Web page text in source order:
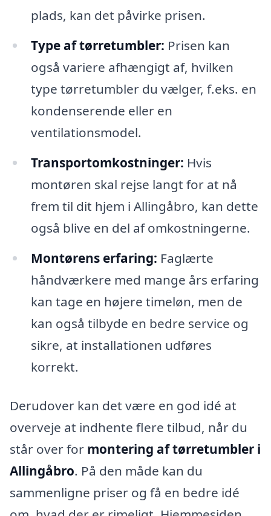
plads, kan det påvirke prisen.
Type af tørretumbler: Prisen kan
også variere afhængigt af, hvilken
type tørretumbler du vælger, f.eks. en
kondenserende eller en
ventilationsmodel.
Transportomkostninger: Hvis
montøren skal rejse langt for at nå
frem til dit hjem i Allingåbro, kan dette
også blive en del af omkostningerne.
Montørens erfaring: Faglærte
håndværkere med mange års erfaring
kan tage en højere timeløn, men de
kan også tilbyde en bedre service og
sikre, at installationen udføres
korrekt.
Derudover kan det være en god idé at
overveje at indhente flere tilbud, når du
står over for montering af tørretumbler i
Allingåbro. På den måde kan du
sammenligne priser og få en bedre idé